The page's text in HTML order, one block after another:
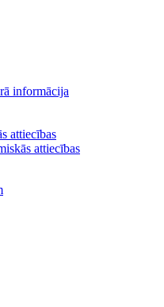
informācija
attiecības
attiecības